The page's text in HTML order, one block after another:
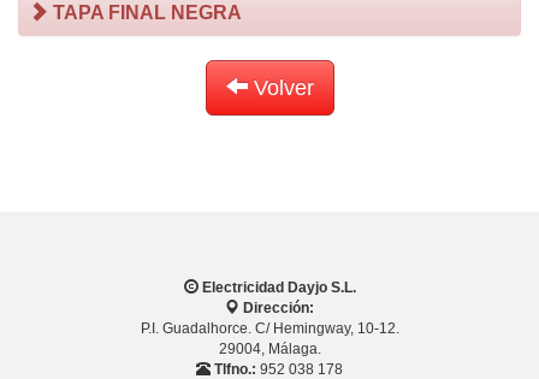
TAPA FINAL NEGRA
Volver
Electricidad Dayjo S.L.
Dirección:
P.I. Guadalhorce. C/ Hemingway, 10-12.
29004, Málaga.
Tlfno.: 952 038 178